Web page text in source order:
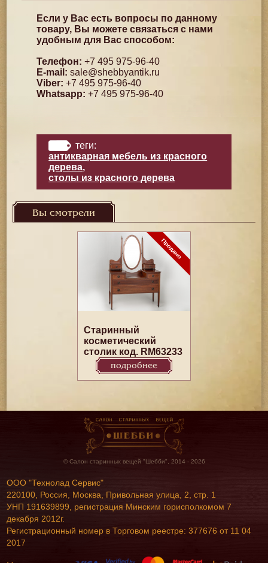
Если у Вас есть вопросы по данному
товару, Вы можете связаться с нами
удобным для Вас способом:
Телефон: +7 495 975-96-40
E-mail: sale@shebbyantik.ru
Viber: +7 495 975-96-40
Whatsapp: +7 495 975-96-40
теги:
антикварная мебель из красного
дерева,
столы из красного дерева
Вы смотрели
Старинный
косметический
столик код. RM63233
подробнее
© Салон старинных вещей "Шебби", 2014 - 2026
ООО "Технолад Сервис"
220100, Россия, Москва, Привольная улица, 2, стр. 1
УНП 191639899, регистрация Минским горисполкомом 7
декабря 2012г.
Регистрационный номер в Торговом реестре: 377676 от 11 04
2017